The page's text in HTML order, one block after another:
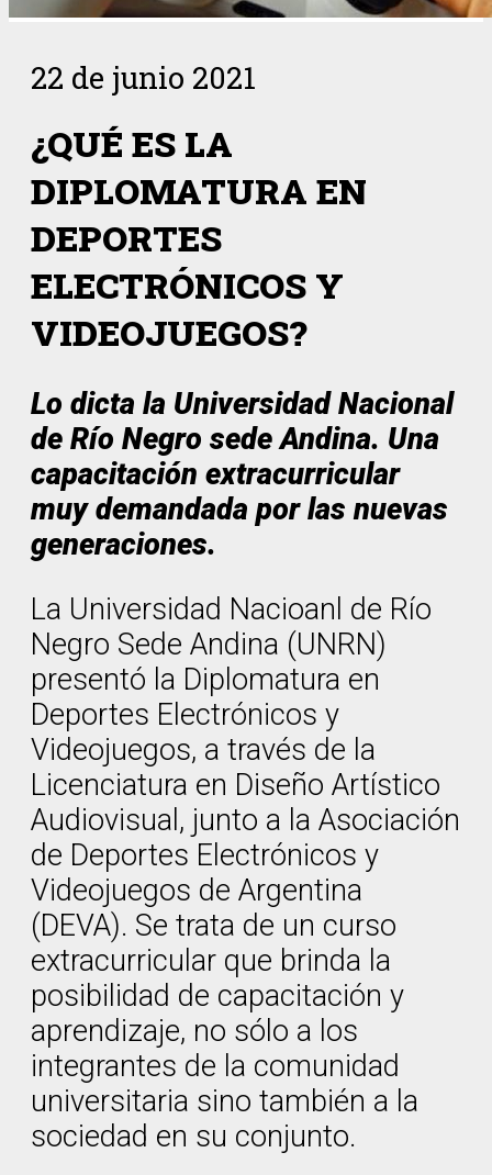
22 de junio 2021
¿QUÉ ES LA
DIPLOMATURA EN
DEPORTES
ELECTRÓNICOS Y
VIDEOJUEGOS?
Lo dicta la Universidad Nacional
de Río Negro sede Andina. Una
capacitación extracurricular
muy demandada por las nuevas
generaciones.
La Universidad Nacioanl de Río
Negro Sede Andina (UNRN)
presentó la Diplomatura en
Deportes Electrónicos y
Videojuegos, a través de la
Licenciatura en Diseño Artístico
Audiovisual, junto a la Asociación
de Deportes Electrónicos y
Videojuegos de Argentina
(DEVA). Se trata de un curso
extracurricular que brinda la
posibilidad de capacitación y
aprendizaje, no sólo a los
integrantes de la comunidad
universitaria sino también a la
sociedad en su conjunto.